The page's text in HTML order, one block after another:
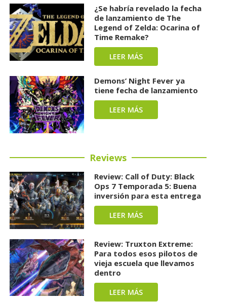
¿Se habría revelado la fecha
de lanzamiento de The
Legend of Zelda: Ocarina of
Time Remake?
LEER MÁS
Demons’ Night Fever ya
tiene fecha de lanzamiento
LEER MÁS
Reviews
Review: Call of Duty: Black
Ops 7 Temporada 5: Buena
inversión para esta entrega
LEER MÁS
Review: Truxton Extreme:
Para todos esos pilotos de
vieja escuela que llevamos
dentro
LEER MÁS